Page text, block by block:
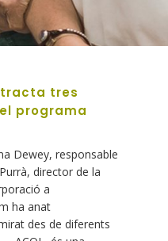
tres
programa
Dewey, responsable
director de la
a
ha anat
des de diferents